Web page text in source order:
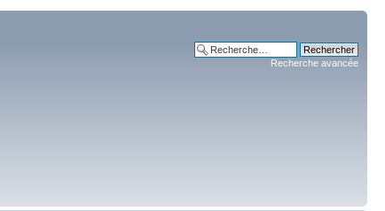
Recherche avancée